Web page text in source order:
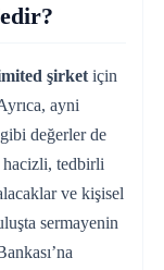
şirketiçin
ayni
değerler de
tedbirli
ve kişisel
sermayenin